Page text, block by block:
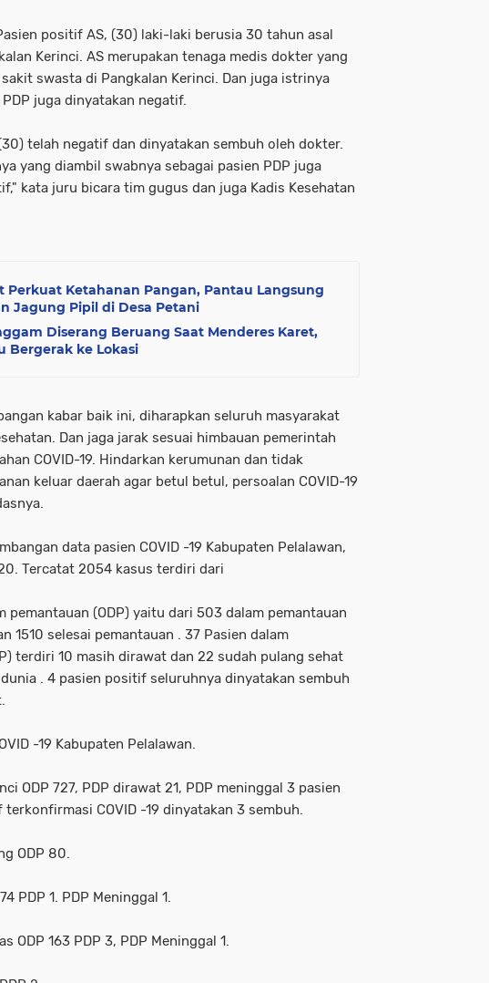
positif AS, (30) laki-laki berusia 30 tahun asal
Kerinci. AS merupakan tenaga medis dokter yang
swasta di Pangkalan Kerinci. Dan juga istrinya
juga dinyatakan negatif.
telah negatif dan dinyatakan sembuh oleh dokter.
yang diambil swabnya sebagai pasien PDP juga
kata juru bicara tim gugus dan juga Kadis Kesehatan
Perkuat Ketahanan Pangan, Pantau Langsung
Jagung Pipil di Desa Petani
Diserang Beruang Saat Menderes Karet,
Bergerak ke Lokasi
kabar baik ini, diharapkan seluruh masyarakat
Dan jaga jarak sesuai himbauan pemerintah
COVID-19. Hindarkan kerumunan dan tidak
keluar daerah agar betul betul, persoalan COVID-19
data pasien COVID -19 Kabupaten Pelalawan,
Tercatat 2054 kasus terdiri dari
pemantauan (ODP) yaitu dari 503 dalam pemantauan
1510 selesai pemantauan . 37 Pasien dalam
terdiri 10 masih dirawat dan 22 sudah pulang sehat
. 4 pasien positif seluruhnya dinyatakan sembuh
-19 Kabupaten Pelalawan.
ODP 727, PDP dirawat 21, PDP meninggal 3 pasien
COVID -19 dinyatakan 3 sembuh.
ODP 80.
PDP 1. PDP Meninggal 1.
ODP 163 PDP 3, PDP Meninggal 1.